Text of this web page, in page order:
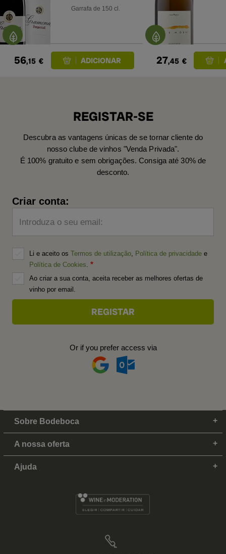
Garrafa de 150 cl.
56,15 € 27,45 €
REGISTAR-SE
Descubra as vantagens únicas de se tornar cliente do
nosso clube de vinhos "Venda Privada".
É 100% gratuito e sem obrigações. Consiga até 30% de
desconto.
Criar conta:
Introduza o seu email:
Li e aceito os Termos de utilização Política de privacidade e
Política de Cookies
Ao criar a sua conta, aceita receber as melhores ofertas de
vinho por email.
Or if you prefer access via
Sobre Bodeboca
A nossa oferta
Ajuda